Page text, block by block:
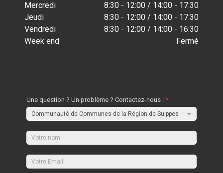
Mercredi
8:30 - 12:00 / 14:00 - 17:30
Jeudi
8:30 - 12:00 / 14:00 - 17:30
Vendredi
8:30 - 12:00 / 14:00 - 16:30
Week end
Fermé
Une question ? Un problème ? Contactez-nous :*